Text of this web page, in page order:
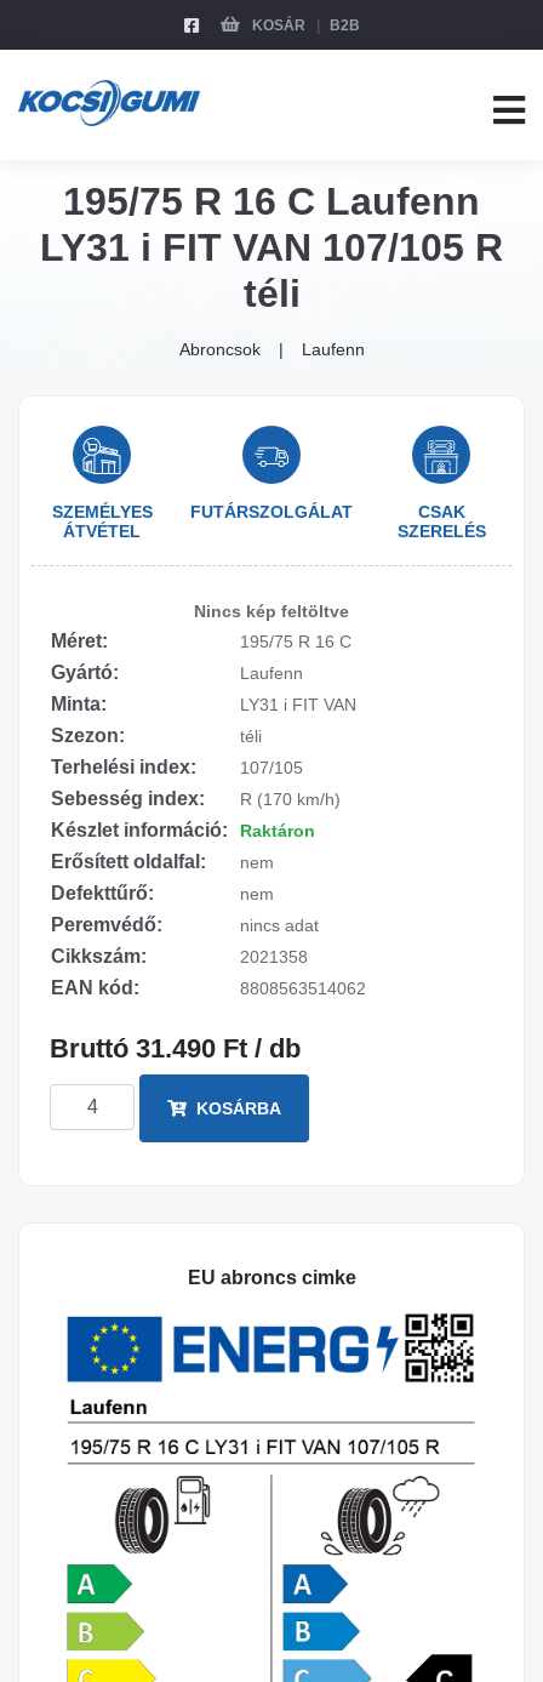
KOSÁR B2B
195/75 R 16 C Laufenn
LY31 i FIT VAN 107/105 R
téli
Abroncsok Laufenn
SZEMÉLYES
ÁTVÉTEL
FUTÁRSZOLGÁLAT
CSAK
SZERELÉS
Nincs kép feltöltve
Méret: 195/75 R 16 C
Gyártó: Laufenn
Minta: LY31 i FIT VAN
Szezon: téli
Terhelési index: 107/105
Sebesség index: R (170 km/h)
Készlet információ: Raktáron
Erősített oldalfal: nem
Defekttűrő: nem
Peremvédő: nincs adat
Cikkszám: 2021358
EAN kód: 8808563514062
Bruttó 31.490 Ft / db
KOSÁRBA
EU abroncs cimke